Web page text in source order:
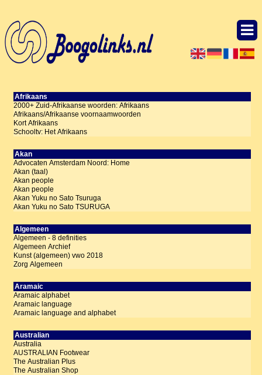
Afrikaans
2000+ Zuid-Afrikaanse woorden: Afrikaans
Afrikaans/Afrikaanse voornaamwoorden
Kort Afrikaans
Schooltv: Het Afrikaans
Akan
Advocaten Amsterdam Noord: Home
Akan (taal)
Akan people
Akan people
Akan Yuku no Sato Tsuruga
Akan Yuku no Sato TSURUGA
Algemeen
Algemeen - 8 definities
Algemeen Archief
Kunst (algemeen) vwo 2018
Zorg Algemeen
Aramaic
Aramaic alphabet
Aramaic language
Aramaic language and alphabet
Australian
Australia
AUSTRALIAN Footwear
The Australian Plus
The Australian Shop